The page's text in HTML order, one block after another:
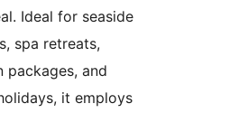
Ideal for seaside
spa retreats,
packages, and
it employs